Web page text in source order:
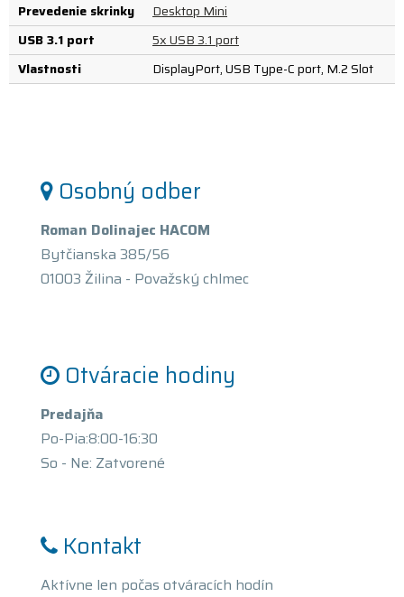
Prevedenie skrinky
Desktop Mini
USB 3.1 port
5x USB 3.1 port
Vlastnosti
DisplayPort, USB Type-C port, M.2 Slot
Osobný odber
Roman Dolinajec HACOM
Bytčianska 385/56
01003 Žilina - Považský chlmec
Otváracie hodiny
Predajňa
Po-Pia:8:00-16:30
So - Ne: Zatvorené
Kontakt
Aktívne len počas otváracích hodín